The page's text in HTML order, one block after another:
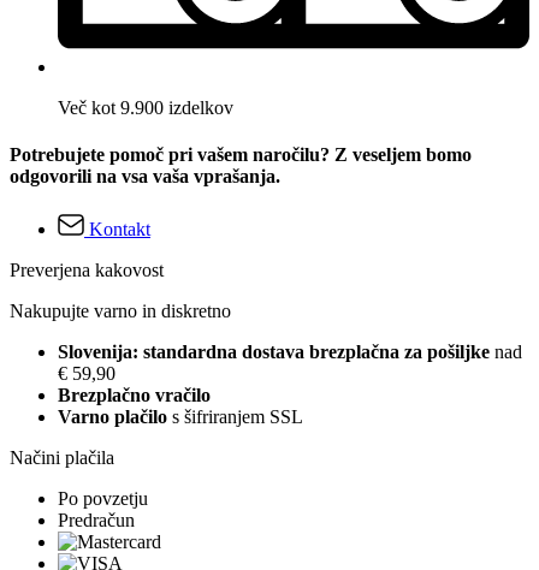
Več kot 9.900 izdelkov
Potrebujete pomoč pri vašem naročilu? Z veseljem bomo
odgovorili na vsa vaša vprašanja.
Kontakt
Preverjena kakovost
Nakupujte varno in diskretno
Slovenija: standardna dostava brezplačna za pošiljke nad
€ 59,90
Brezplačno vračilo
Varno plačilo s šifriranjem SSL
Načini plačila
Po povzetju
Predračun